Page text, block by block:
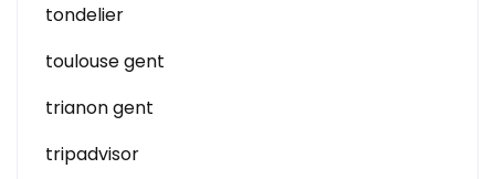
tondelier
toulouse gent
trianon gent
tripadvisor